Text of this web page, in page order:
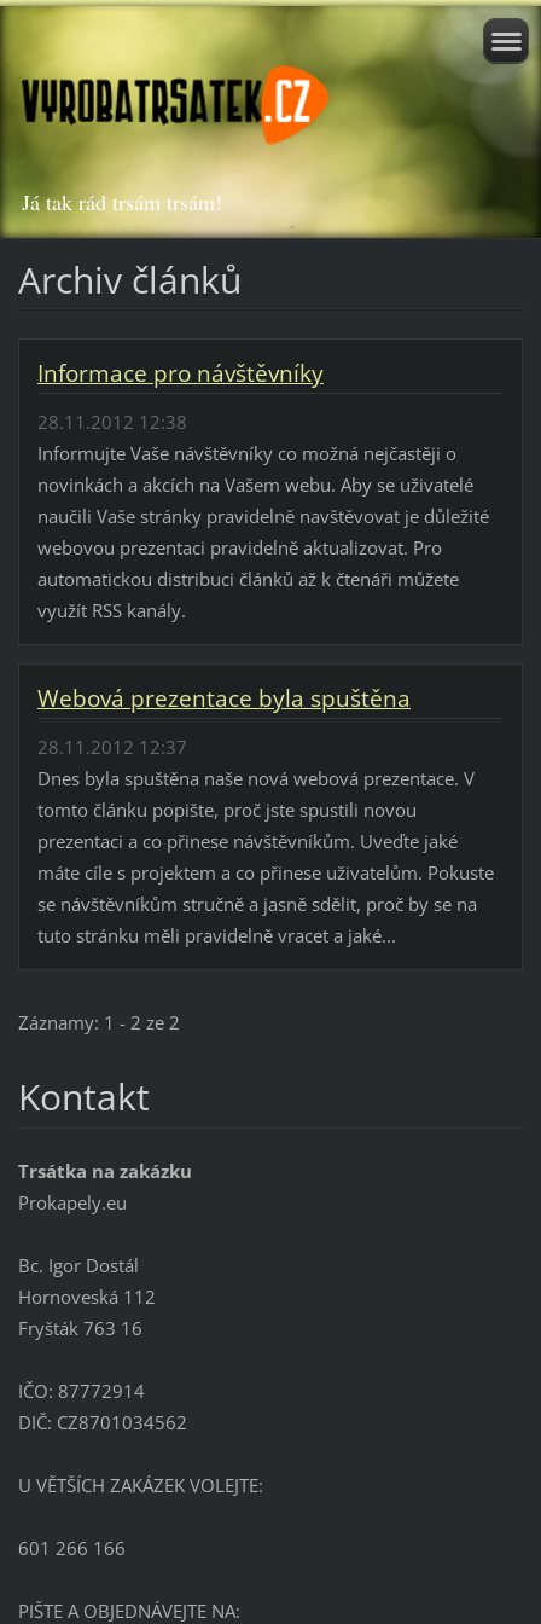
Já tak rád trsám trsám!
Archiv článků
Informace pro návštěvníky
28.11.2012 12:38
Informujte Vaše návštěvníky co možná nejčastěji o
novinkách a akcích na Vašem webu. Aby se uživatelé
naučili Vaše stránky pravidelně navštěvovat je důležité
webovou prezentaci pravidelně aktualizovat. Pro
automatickou distribuci článků až k čtenáři můžete
využít RSS kanály.
Webová prezentace byla spuštěna
28.11.2012 12:37
Dnes byla spuštěna naše nová webová prezentace. V
tomto článku popište, proč jste spustili novou
prezentaci a co přinese návštěvníkům. Uveďte jaké
máte cíle s projektem a co přinese uživatelům. Pokuste
se návštěvníkům stručně a jasně sdělit, proč by se na
tuto stránku měli pravidelně vracet a jaké...
Záznamy: 1 - 2 ze 2
Kontakt
Trsátka na zakázku
Prokapely.eu
Bc. Igor Dostál
Hornoveská 112
Fryšták 763 16
IČO: 87772914
DIČ: CZ8701034562
U VĚTŠÍCH ZAKÁZEK VOLEJTE:
601 266 166
PIŠTE A OBJEDNÁVEJTE NA: